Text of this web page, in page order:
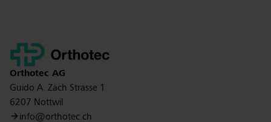
Kontakt
Orthotec AG
Guido A. Zäch Strasse 1
6207 Nottwil
info@orthotec.ch